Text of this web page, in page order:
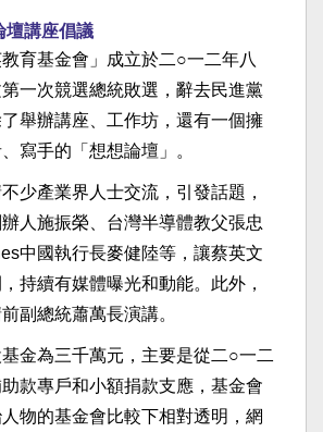
壇講座倡議
教育基金會」成立於二○一二年八
一次競選總統敗選，辭去民進黨
舉辦講座、工作坊，還有一個擁
寫手的「想想論壇」。
少產業界人士交流，引發話題，
人施振榮、台灣半導體教父張忠
中國執行長麥健陸等，讓蔡英文
持續有媒體曝光和動能。此外，
副總統蕭萬長演講。
金為三千萬元，主要是從二○一二
款專戶和小額捐款支應，基金會
物的基金會比較下相對透明，網